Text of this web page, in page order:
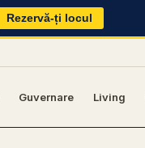
Rezervă-ți locul
Guvernare Living